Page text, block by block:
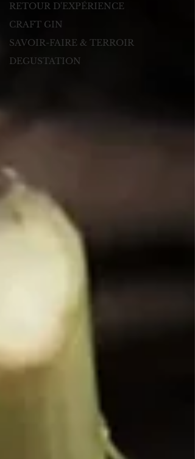
RETOUR D'EXPÉRIENCE
CRAFT GIN
SAVOIR-FAIRE & TERROIR
DEGUSTATION